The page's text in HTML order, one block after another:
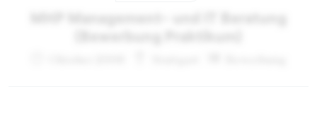
MHP Management- und IT Beratung